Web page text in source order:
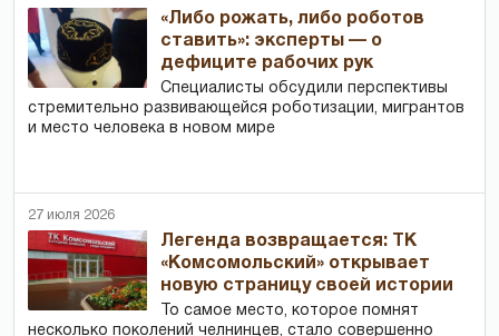
«Либо рожать, либо роботов
ставить»: эксперты — о
дефиците рабочих рук
Специалисты обсудили перспективы
стремительно развивающейся роботизации, мигрантов
и место человека в новом мире
27 июля 2026
Легенда возвращается: ТК
«Комсомольский» открывает
новую страницу своей истории
То самое место, которое помнят
несколько поколений челнинцев, стало совершенно